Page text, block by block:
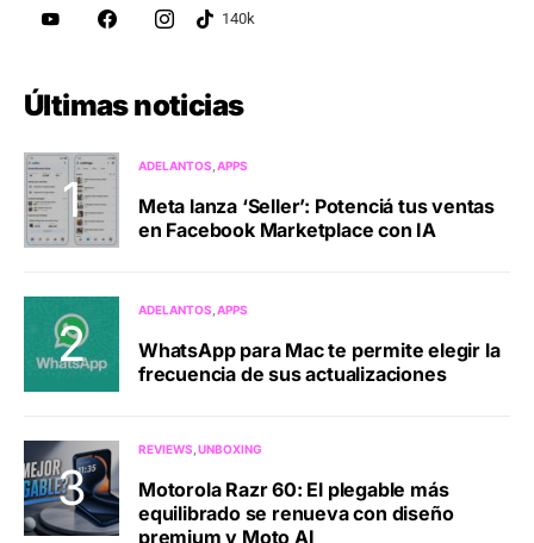
Últimas noticias
ADELANTOS APPS
Meta lanza ‘Seller’: Potenciá tus ventas
en Facebook Marketplace con IA
ADELANTOS APPS
WhatsApp para Mac te permite elegir la
frecuencia de sus actualizaciones
REVIEWS UNBOXING
Motorola Razr 60: El plegable más
equilibrado se renueva con diseño
premium y Moto AI